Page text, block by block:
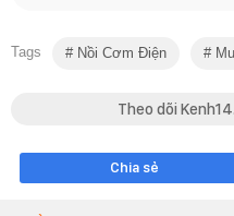
Tags Nồi Cơm Điện
Theo dõi
Chia sẻ